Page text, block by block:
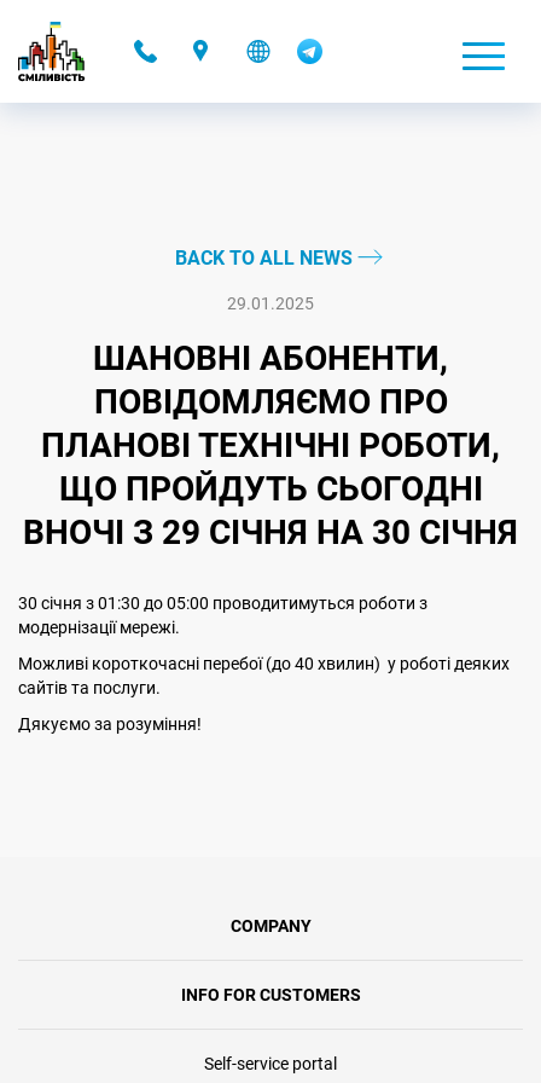
BACK TO ALL NEWS
29.01.2025
ШАНОВНІ АБОНЕНТИ,
ПОВІДОМЛЯЄМО ПРО
ПЛАНОВІ ТЕХНІЧНІ РОБОТИ,
ЩО ПРОЙДУТЬ СЬОГОДНІ
ВНОЧІ З 29 СІЧНЯ НА 30 СІЧНЯ
30 січня з 01:30 до 05:00 проводитимуться роботи з
модернізації мережі.
Можливі короткочасні перебої (до 40 хвилин) у роботі деяких
сайтів та послуги.
Дякуємо за розуміння!
COMPANY
INFO FOR CUSTOMERS
Self-service portal